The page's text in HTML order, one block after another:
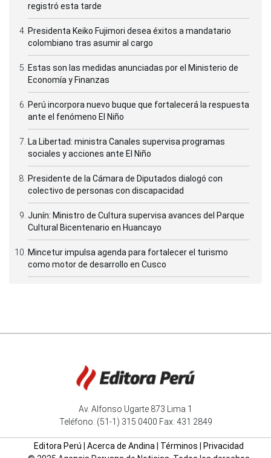
registró esta tarde
Presidenta Keiko Fujimori desea éxitos a mandatario
colombiano tras asumir al cargo
Estas son las medidas anunciadas por el Ministerio de
Economía y Finanzas
Perú incorpora nuevo buque que fortalecerá la respuesta
ante el fenómeno El Niño
La Libertad: ministra Canales supervisa programas
sociales y acciones ante El Niño
Presidente de la Cámara de Diputados dialogó con
colectivo de personas con discapacidad
Junín: Ministro de Cultura supervisa avances del Parque
Cultural Bicentenario en Huancayo
Mincetur impulsa agenda para fortalecer el turismo
como motor de desarrollo en Cusco
Av. Alfonso Ugarte 873 Lima 1
Teléfono: (51-1) 315 0400 Fax: 431 2849
Editora Perú Acerca de Andina Términos
Privacidad